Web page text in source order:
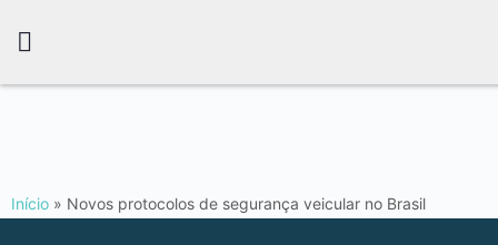
Início » Novos protocolos de segurança veicular no Brasil